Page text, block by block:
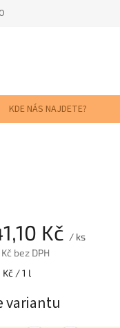
OBCHODU
KDE NÁS NAJDETE?
Kč / ks
bez DPH
/ 1 l
variantu